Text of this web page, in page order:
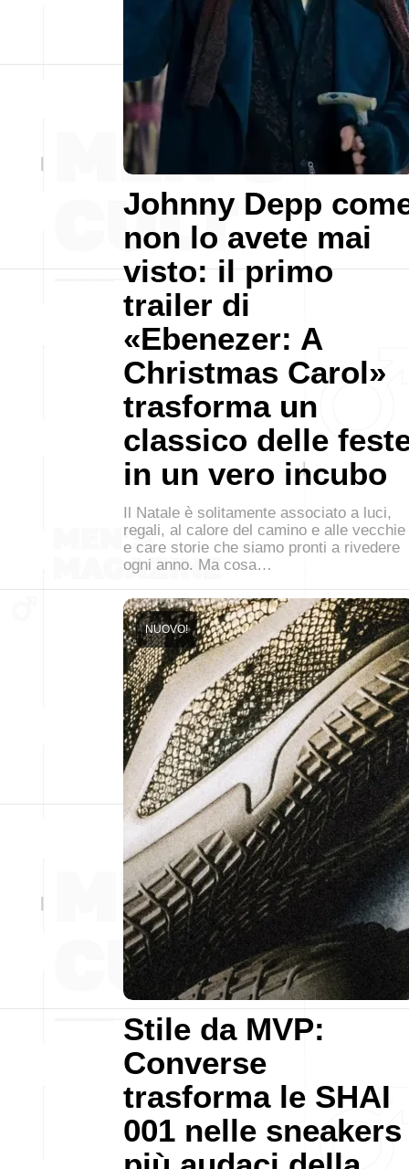
Johnny Depp
non lo avete mai
visto: il primo
trailer di
«Ebenezer: A
Christmas Carol»
trasforma un
classico delle
in un vero incubo
Il Natale è solitamente associato a luci,
regali, al calore del camino e alle vecchie
e care storie che siamo pronti a rivedere
ogni anno. Ma cosa…
Stile da MVP:
Converse
trasforma le SHAI
001 nelle sneakers
NUOVO!